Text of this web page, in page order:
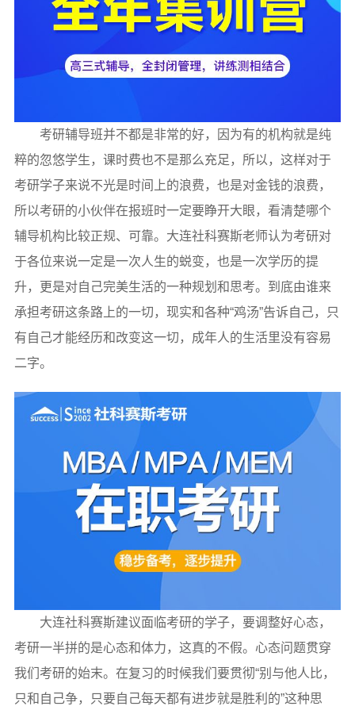
考研辅导班并不都是非常的好，因为有的机构就是纯
粹的忽悠学生，课时费也不是那么充足，所以，这样对于
考研学子来说不光是时间上的浪费，也是对金钱的浪费，
所以考研的小伙伴在报班时一定要睁开大眼，看清楚哪个
辅导机构比较正规、可靠。大连社科赛斯老师认为考研对
于各位来说一定是一次人生的蜕变，也是一次学历的提
升，更是对自己完美生活的一种规划和思考。到底由谁来
承担考研这条路上的一切，现实和各种“鸡汤”告诉自己，只
有自己才能经历和改变这一切，成年人的生活里没有容易
二字。
大连社科赛斯建议面临考研的学子，要调整好心态，
考研一半拼的是心态和体力，这真的不假。心态问题贯穿
我们考研的始末。在复习的时候我们要贯彻“别与他人比，
只和自己争，只要自己每天都有进步就是胜利的”这种思